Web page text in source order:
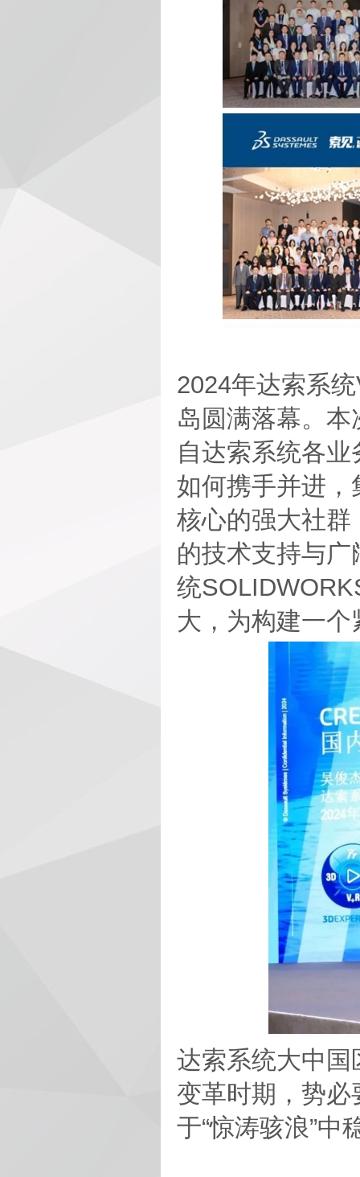
2024年达索系
岛圆满落幕。本
自达索系统各
如何携手并进
核心的强大社
的技术支持与
统
大，为构建一
达索系统大中
变革时期，势必
于“惊涛骇浪”中